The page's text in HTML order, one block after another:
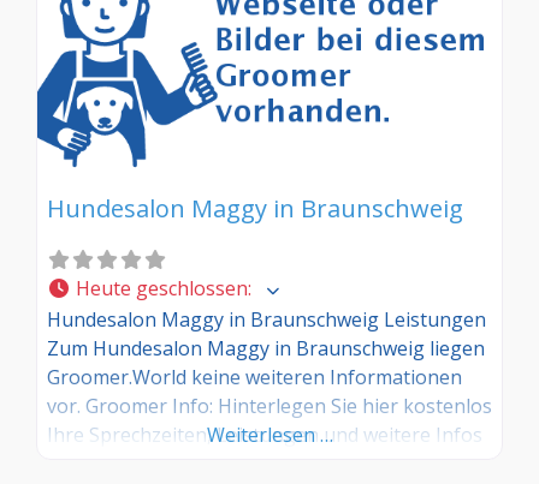
Hundesalon Maggy in Braunschweig
Heute geschlossen:
Hundesalon Maggy in Braunschweig Leistungen
Zum Hundesalon Maggy in Braunschweig liegen
Groomer.World keine weiteren Informationen
vor. Groomer Info: Hinterlegen Sie hier kostenlos
Ihre Sprechzeiten, Leistungen und weitere Infos
Weiterlesen …